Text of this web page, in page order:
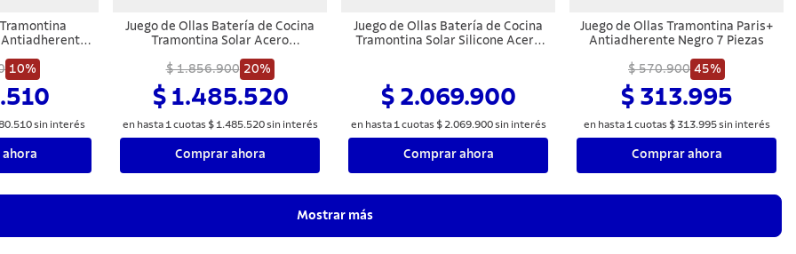
10%
.510sin interés
Juego de Ollas Batería de Cocina
Tramontina Solar Acero
$ 1.856.900 20%
$ 1.485.520
en hasta 1 cuotas $ 1 .485.520sin interés
Comprar ahora
Juego de Ollas Batería de Cocina
Tramontina Solar Silicone Acero
$ 2.069.900
en hasta 1 cuotas $ 2.069.900sin interés
Comprar ahora
Juego de Ollas Tramontina Paris+
Antiadherente Negro 7 Piezas
$ 570.900 45%
$ 313.995
en hasta 1 cuotas $ 313.995sin interés
Comprar ahora
Mostrar más